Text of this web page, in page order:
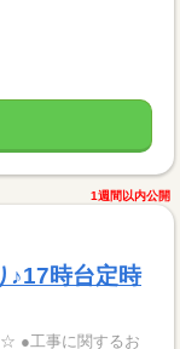
1週間以内公開
♪17時台定時
●工事に関するお